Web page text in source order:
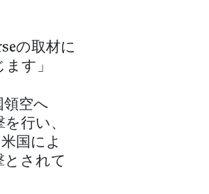
の取材に
す」
領空へ
行い、
国によ
とされて